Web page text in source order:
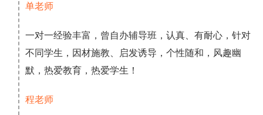
单老师
一对一经验丰富，曾自办辅导班，认真、有耐心，针对
不同学生，因材施教、启发诱导，个性随和，风趣幽
默，热爱教育，热爱学生！
程老师